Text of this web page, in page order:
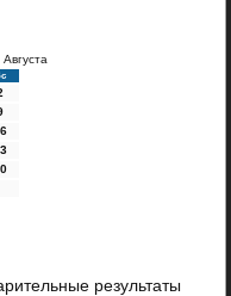
результаты